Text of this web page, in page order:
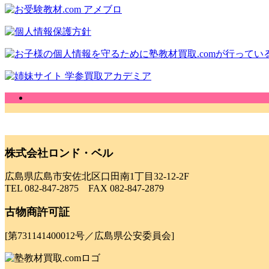
株式会社ロンド・ベル
広島県広島市安佐北区口田南1丁目32-12-2F
TEL 082-847-2875 FAX 082-847-2879
古物商許可証
[第731141400012号／広島県公安委員会]